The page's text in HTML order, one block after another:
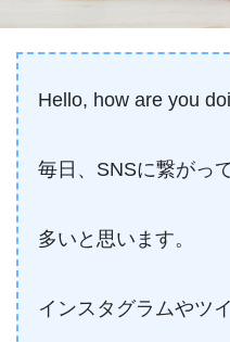
Hello, how are you
毎日、SNSに繋がっ
多いと思います。
インスタグラムやツ